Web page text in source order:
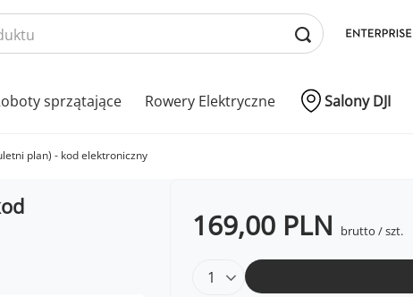
sprzątające Rowery Elektryczne Salony DJI
plan) - kod elektroniczny
169,00 PLN brutto /szt.